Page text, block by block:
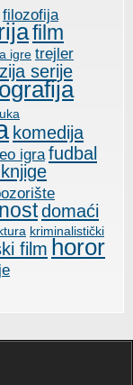
filozofija
film
igre trejler
serije
komedija
igra fudbal
domaći
kriminalistički
film horor